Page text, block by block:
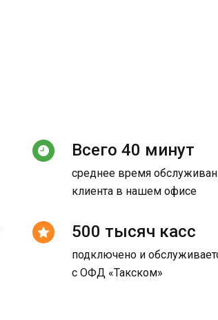
Всего 40 минут
среднее время
клиента в нашем офисе
500 тысяч касс
подключено и
с ОФД «Такском»